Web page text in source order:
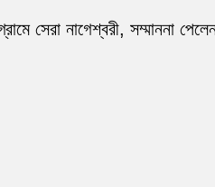
সেরা নাগেশ্বরী, সম্মাননা